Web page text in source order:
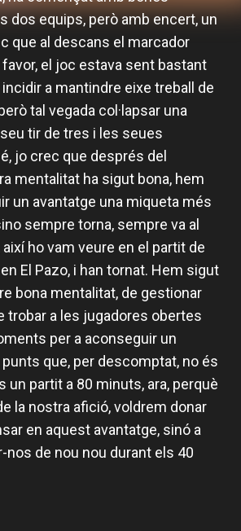
dos equips, però amb encert, un
que al descans el marcador
el joc estava sent bastant
a mantindre eixe treball de
tal vegada col·lapsar una
tir de tres i les seues
jo crec que després del
mentalitat ha sigut bona, hem
un avantatge una miqueta més
sempre torna, sempre va al
ho vam veure en el partit de
El Pazo, i han tornat. Hem sigut
bona mentalitat, de gestionar
trobar a les jugadores obertes
per a aconseguir un
que, per descomptat, no és
un partit a 80 minuts, ara, perquè
la nostra afició, voldrem donar
en aquest avantatge, sinó a
nos de nou nou durant els 40
obrirà la EuroLeague